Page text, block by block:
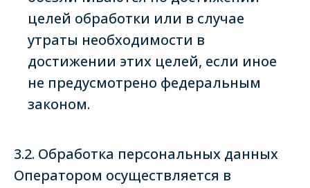
целей обработки или в случае
утраты необходимости в
достижении этих целей, если иное
не предусмотрено федеральным
законом.
3.2. Обработка персональных данных
Оператором осуществляется в